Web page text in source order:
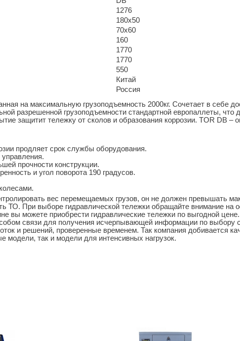
1276
180х50
70х60
160
1770
1770
550
Китай
Россия
на максимальную грузоподъемность 2000кг. Сочетает в себе
разрешенной грузоподъемности стандартной европаллеты, что
защитит тележку от сколов и образования коррозии. TOR DB
продляет срок службы оборудования.
управления.
прочности конструкции.
и угол поворота 190 градусов.
вес перемещаемых грузов, он не должен превышать
ТО. При выборе гидравлической тележки обращайте внимание на
вы можете приобрести гидравлические тележки по выгодной
связи для получения исчерпывающей информации по выбору
и решений, проверенные временем. Так компания добивается
модели, так и модели для интенсивных нагрузок.